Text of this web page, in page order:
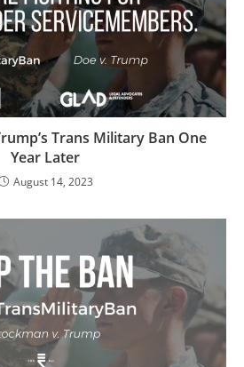
Trans Military Ban One
Year Later
August 14, 2023